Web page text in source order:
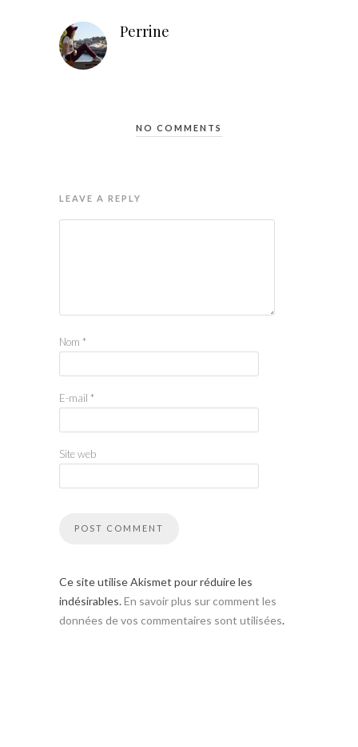
Perrine
NO COMMENTS
LEAVE A REPLY
Nom *
E-mail *
Site web
Ce site utilise Akismet pour réduire les
indésirables.En savoir plus sur comment les
données de vos commentaires sont utilisées.